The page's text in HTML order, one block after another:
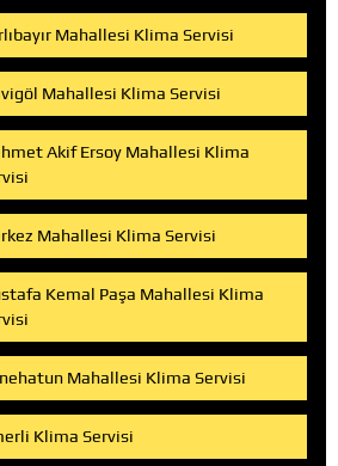
Mahallesi Klima Servisi
Mahallesi Klima Servisi
Akif Ersoy Mahallesi Klima
Mahallesi Klima Servisi
Kemal Paşa Mahallesi Klima
Mahallesi Klima Servisi
Klima Servisi